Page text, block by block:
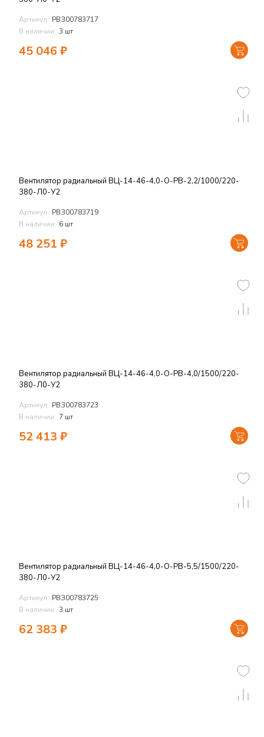
Артикул: РВЗ00783717
В наличии: 3 шт
45 046 ₽
Вентилятор радиальный ВЦ-14-46-4,0-О-РВ-2,2/1000/220-
380-Л0-У2
Артикул: РВЗ00783719
В наличии: 6 шт
48 251 ₽
Вентилятор радиальный ВЦ-14-46-4,0-О-РВ-4,0/1500/220-
380-Л0-У2
Артикул: РВЗ00783723
В наличии: 7 шт
52 413 ₽
Вентилятор радиальный ВЦ-14-46-4,0-О-РВ-5,5/1500/220-
380-Л0-У2
Артикул: РВЗ00783725
В наличии: 3 шт
62 383 ₽